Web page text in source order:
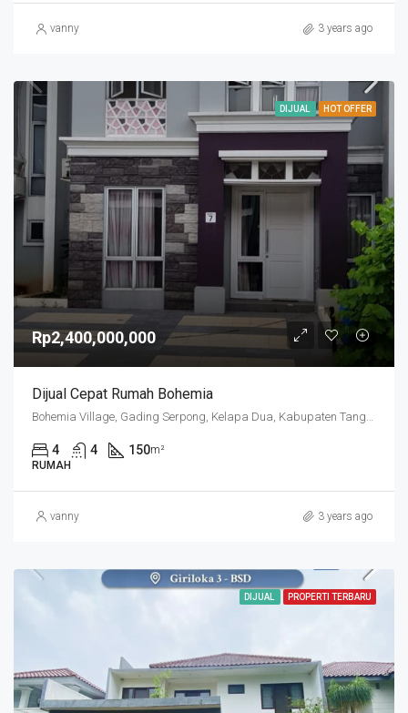
vanny 3 years ago
DIJUAL HOT OFFER
Rp2,400,000,000
Dijual Cepat Rumah Bohemia
4 4 150m²
RUMAH
vanny 3 years ago
DIJUAL PROPERTI TERBARU